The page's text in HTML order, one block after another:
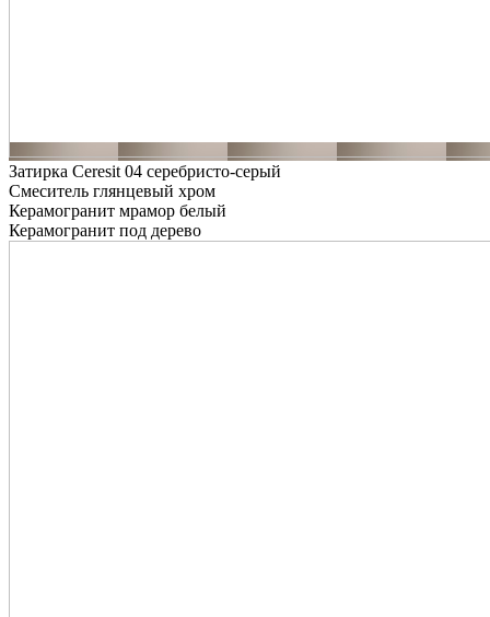
Затирка Ceresit 04 серебристо-серый
Смеситель глянцевый хром
Керамогранит мрамор белый
Керамогранит под дерево